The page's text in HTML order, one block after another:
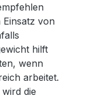
von
hilft
wenn
arbeitet.
die